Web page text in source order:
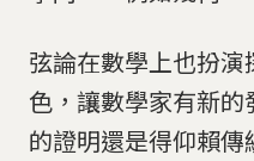
弦論在數學上也扮
色，讓數學家有新
的證明還是得仰賴